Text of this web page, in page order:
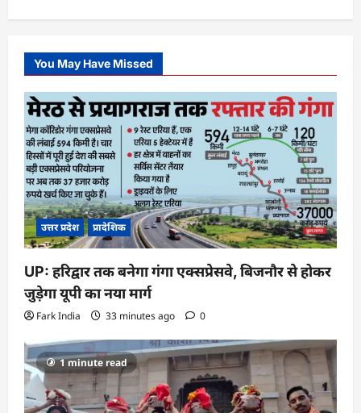
You May Have Missed
उत्तर प्रदेश प्रादेशिक
UP: हरिद्वार तक बनेगा गंगा एक्सप्रेसवे, बिजनौर से होकर
जुड़ेगा यूपी का नया मार्ग
Fark India 33 minutes ago 0
1 minute read